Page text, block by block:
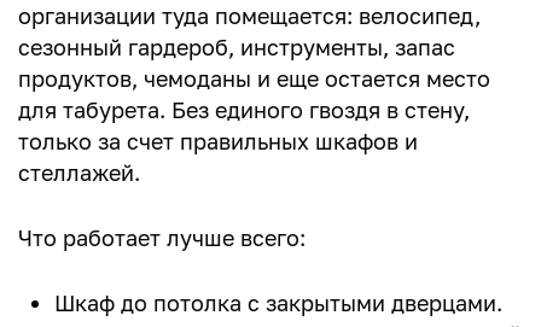
организации туда помещается: велосипед,
сезонный гардероб, инструменты, запас
продуктов, чемоданы и еще остается место
для табурета. Без единого гвоздя в стену,
только за счет правильных шкафов и
стеллажей.
Что работает лучше всего:
Шкаф до потолка с закрытыми дверцами.